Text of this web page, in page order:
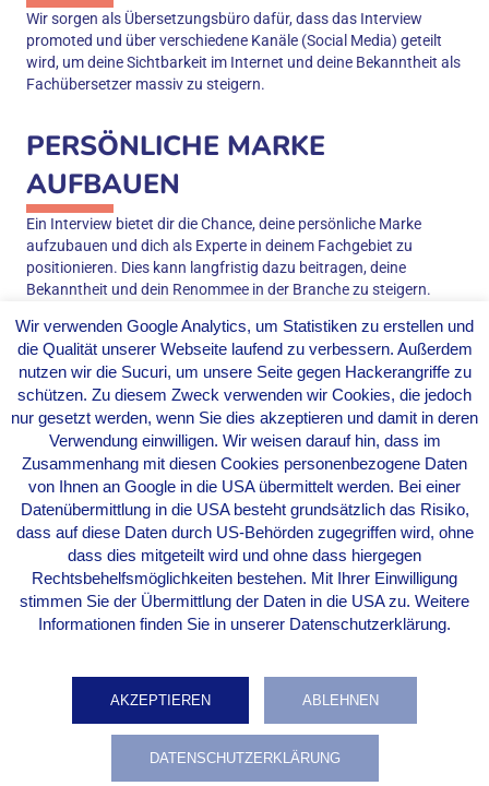
Wir sorgen als Übersetzungsbüro dafür, dass das Interview
promoted und über verschiedene Kanäle (Social Media) geteilt
wird, um deine Sichtbarkeit im Internet und deine Bekanntheit als
Fachübersetzer massiv zu steigern.
PERSÖNLICHE MARKE
AUFBAUEN
Ein Interview bietet dir die Chance, deine persönliche Marke
aufzubauen und dich als Experte in deinem Fachgebiet zu
positionieren. Dies kann langfristig dazu beitragen, deine
Bekanntheit und dein Renommee in der Branche zu steigern.
WISSENSAUSTAUSCH
Das Interview kann als Plattform für den Austausch von Wissen
und Erfahrungen dienen. Du kannst von den Erfahrungen
anderer lernen und gleichzeitig dein eigenes Wissen teilen.
INSPIRIEREN UND INFORMIEREN
Deine Erfahrungen und Einblicke können andere inspirieren, die in
der Branche tätig sind oder eine ähnliche Karriere anstreben.
Durch das Teilen deine Geschichte kannst du anderen helfen,
ihren eigenen Weg zu finden.
Impressum Datenschutzerklärung
Wir verwenden Google Analytics, um Statistiken zu erstellen und
die Qualität unserer Webseite laufend zu verbessern. Außerdem
nutzen wir die Sucuri, um unsere Seite gegen Hackerangriffe zu
schützen. Zu diesem Zweck verwenden wir Cookies, die jedoch
nur gesetzt werden, wenn Sie dies akzeptieren und damit in deren
Verwendung einwilligen. Wir weisen darauf hin, dass im
Zusammenhang mit diesen Cookies personenbezogene Daten
von Ihnen an Google in die USA übermittelt werden. Bei einer
Datenübermittlung in die USA besteht grundsätzlich das Risiko,
dass auf diese Daten durch US-Behörden zugegriffen wird, ohne
dass dies mitgeteilt wird und ohne dass hiergegen
Rechtsbehelfsmöglichkeiten bestehen. Mit Ihrer Einwilligung
stimmen Sie der Übermittlung der Daten in die USA zu. Weitere
Informationen finden Sie in unserer Datenschutzerklärung.
AKZEPTIEREN ABLEHNEN
DATENSCHUTZERKLÄRUNG